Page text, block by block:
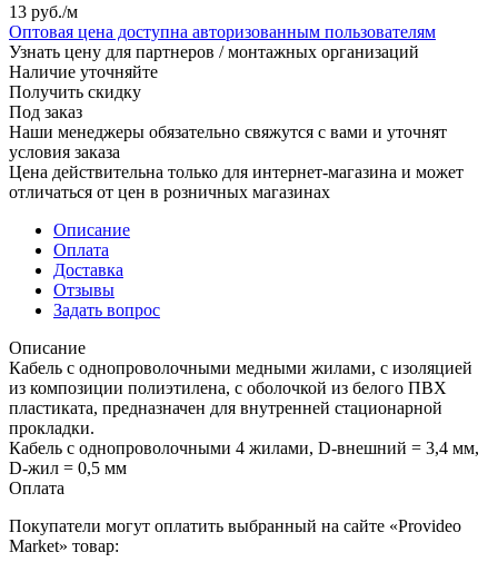
13 руб./м
Оптовая цена доступна авторизованным пользователям
Узнать цену для партнеров / монтажных организаций
Наличие уточняйте
Получить скидку
Под заказ
Наши менеджеры обязательно свяжутся с вами и уточнят
условия заказа
Цена действительна только для интернет-магазина и может
отличаться от цен в розничных магазинах
Описание
Оплата
Доставка
Отзывы
Задать вопрос
Описание
Кабель с однопроволочными медными жилами, с изоляцией
из композиции полиэтилена, с оболочкой из белого ПВХ
пластиката, предназначен для внутренней стационарной
прокладки.
Кабель с однопроволочными 4 жилами, D-внешний = 3,4 мм,
D-жил = 0,5 мм
Оплата
Покупатели могут оплатить выбранный на сайте «Provideo
Market» товар: